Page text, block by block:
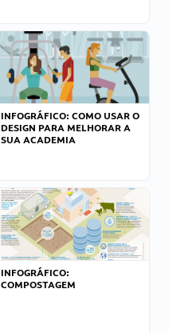
INFOGRÁFICO: COMO USAR O
DESIGN PARA MELHORAR A
SUA ACADEMIA
INFOGRÁFICO:
COMPOSTAGEM